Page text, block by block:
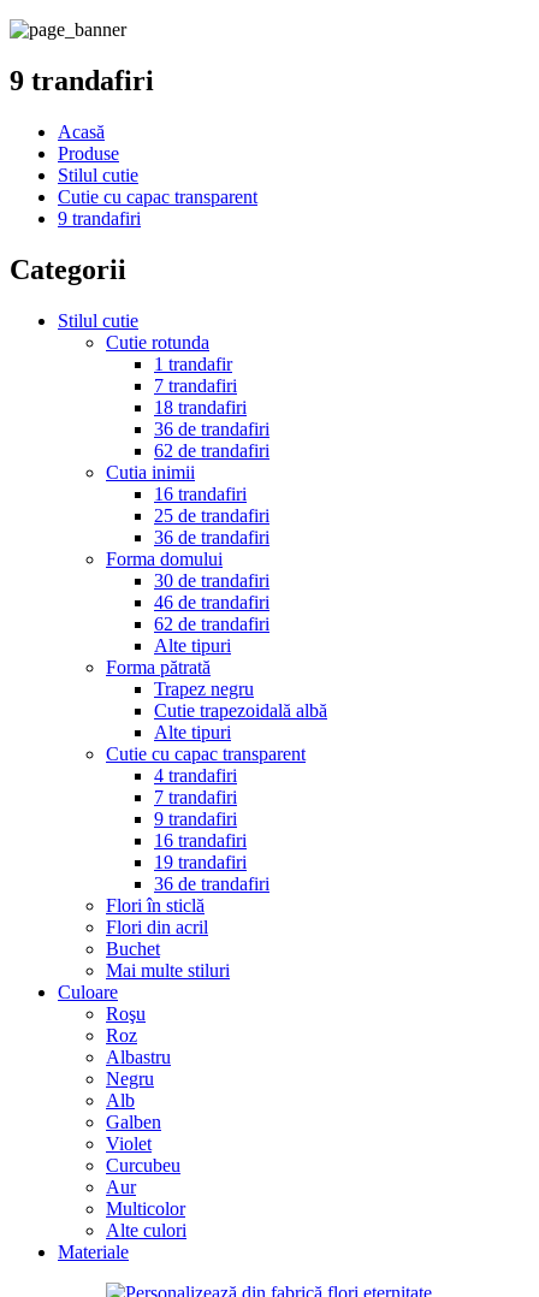
9 trandafiri
Acasă
Produse
Stilul cutie
Cutie cu capac transparent
9 trandafiri
Categorii
Stilul cutie
Cutie rotunda
1 trandafir
7 trandafiri
18 trandafiri
36 de trandafiri
62 de trandafiri
Cutia inimii
16 trandafiri
25 de trandafiri
36 de trandafiri
Forma domului
30 de trandafiri
46 de trandafiri
62 de trandafiri
Alte tipuri
Forma pătrată
Trapez negru
Cutie trapezoidală albă
Alte tipuri
Cutie cu capac transparent
4 trandafiri
7 trandafiri
9 trandafiri
16 trandafiri
19 trandafiri
36 de trandafiri
Flori în sticlă
Flori din acril
Buchet
Mai multe stiluri
Culoare
Roşu
Roz
Albastru
Negru
Alb
Galben
Violet
Curcubeu
Aur
Multicolor
Alte culori
Materiale